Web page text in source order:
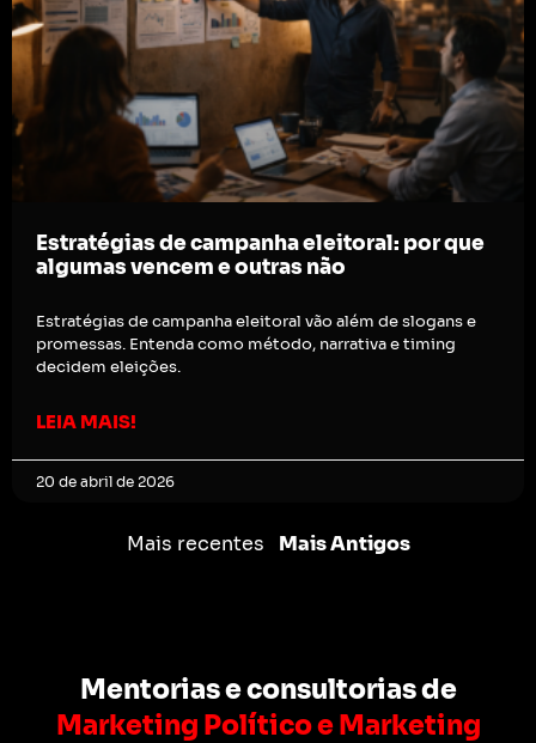
Estratégias de campanha eleitoral: por que
algumas vencem e outras não
Estratégias de campanha eleitoral vão além de slogans e
promessas. Entenda como método, narrativa e timing
decidem eleições.
LEIA MAIS!
20 de abril de 2026
Mais recentes Mais Antigos
Mentorias e consultorias de
Marketing Político e Marketing